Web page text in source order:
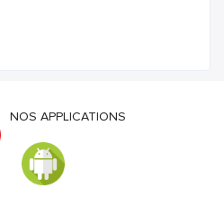
NOS APPLICATIONS